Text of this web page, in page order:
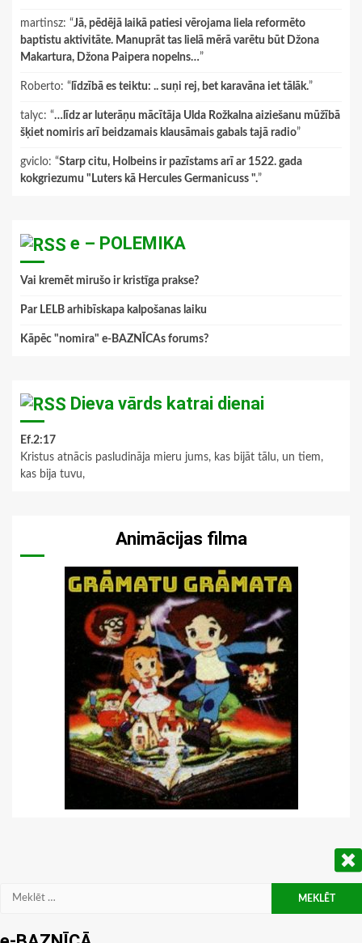
martinsz: “Jā, pēdējā laikā patiesi vērojama liela reformēto
baptistu aktivitāte. Manuprāt tas lielā mērā varētu būt Džona
Makartura, Džona Paipera nopelns…”
Roberto: “ līdzībā es teiktu: .. suņi rej, bet karavāna iet tālāk.”
talyc: “…līdz ar luterāņu mācītāja Ulda Rožkalna aiziešanu mūžībā
šķiet nomiris arī beidzamais klausāmais gabals tajā radio”
gviclo: “Starp citu, Holbeins ir pazīstams arī ar 1522. gada
kokgriezumu "Luters kā Hercules Germanicuss ".”
e – POLEMIKA
Vai kremēt mirušo ir kristīga prakse?
Par LELB arhibīskapa kalpošanas laiku
Kāpēc "nomira" e-BAZNĪCAs forums?
Dieva vārds katrai dienai
Ef.2:17
Kristus atnācis pasludināja mieru jums, kas bijāt tālu, un tiem,
kas bija tuvu,
Animācijas filma
Meklēt: